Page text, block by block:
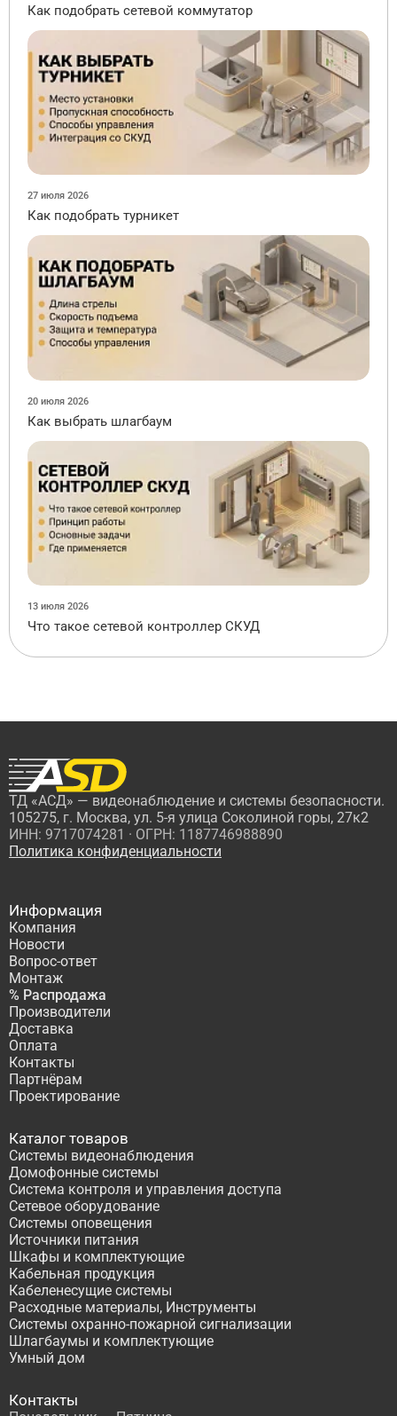
Как подобрать сетевой коммутатор
27 июля 2026
Как подобрать турникет
20 июля 2026
Как выбрать шлагбаум
13 июля 2026
Что такое сетевой контроллер СКУД
ТД «АСД» — видеонаблюдение и системы безопасности.
105275, г. Москва, ул. 5-я улица Соколиной горы, 27к2
ИНН: 9717074281 · ОГРН: 1187746988890
Политика конфиденциальности
Информация
Компания
Новости
Вопрос-ответ
Монтаж
% Распродажа
Производители
Доставка
Оплата
Контакты
Партнёрам
Проектирование
Каталог товаров
Системы видеонаблюдения
Домофонные системы
Система контроля и управления доступа
Сетевое оборудование
Системы оповещения
Источники питания
Шкафы и комплектующие
Кабельная продукция
Кабеленесущие системы
Расходные материалы, Инструменты
Системы охранно-пожарной сигнализации
Шлагбаумы и комплектующие
Умный дом
Контакты